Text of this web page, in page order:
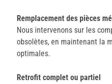
Remplacement des pièces
Nous intervenons sur les
obsolètes, en maintenant la
optimales.
Retrofit complet ou partiel